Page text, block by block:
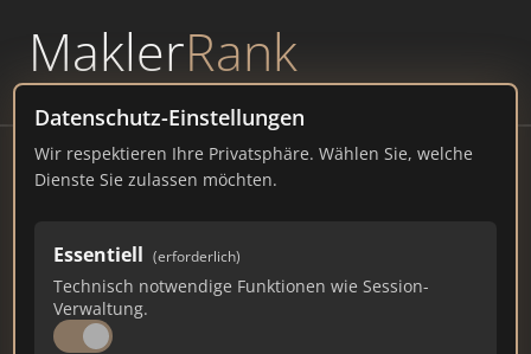
MaklerRank
powered byWAVEPOINT
Datenschutz-Einstellungen
Wir respektieren Ihre Privatsphäre. Wählen Sie, welche
Dienste Sie zulassen möchten.
Essentiell (erforderlich)
Technisch notwendige Funktionen wie Session-
Verwaltung.
Hausverwaltung
hausverwalterscout.de
12.870